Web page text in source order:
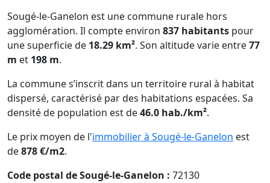
Sougé-le-Ganelon est une commune rurale hors
agglomération. Il compte environ 837 habitants pour
une superficie de 18.29 km². Son altitude varie entre77
m et 198 m.
La commune s’inscrit dans un territoire rural à habitat
dispersé, caractérisé par des habitations espacées. Sa
densité de population est de46.0 hab./km².
Le prix moyen de l'immobilier à Sougé-le-Ganelon est
de878 €/m2.
Code postal de Sougé-le-Ganelon : 72130